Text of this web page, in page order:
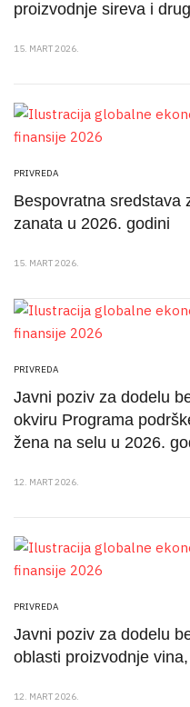
proizvodnje sireva i
15. MART 2026.
PRIVREDA
Bespovratna sredstava
zanata u 2026. godini
15. MART 2026.
PRIVREDA
Javni poziv za dodelu
okviru Programa
žena na selu u 2026.
12. MART 2026.
PRIVREDA
Javni poziv za dodelu
oblasti proizvodnje
12. MART 2026.